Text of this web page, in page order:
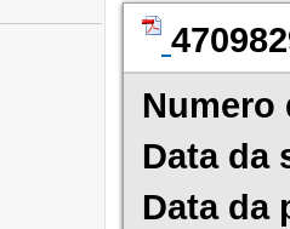
Numero
Data da
Data da